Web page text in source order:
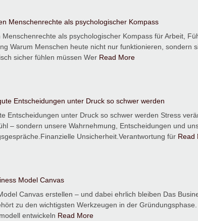
Menschenrechte als psychologischer Kompass
Menschenrechte als psychologischer Kompass für Arbeit,
Warum Menschen heute nicht nur funktionieren, sondern
sicher fühlen müssen Wer Read More
Entscheidungen unter Druck so schwer werden
Entscheidungen unter Druck so schwer werden Stress
– sondern unsere Wahrnehmung, Entscheidungen und
Unsicherheit.Verantwortung für Read
Model Canvas
Canvas erstellen – und dabei ehrlich bleiben Das
zu den wichtigsten Werkzeugen in der
entwickeln Read More